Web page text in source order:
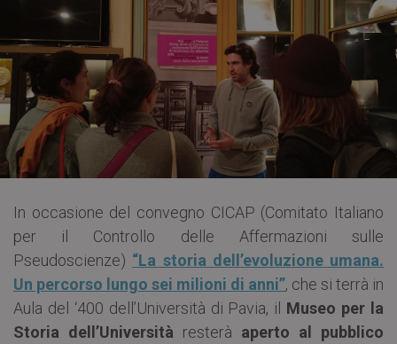
In occasione del convegno CICAP (Comitato Italiano
per il Controllo delle Affermazioni sulle
Pseudoscienze) “La storia dell’evoluzione umana.
Un percorso lungo sei milioni di anni”, che si terrà in
Aula del ‘400 dell’Università di Pavia, il Museo per la
Storia dell’Università resterà aperto al pubblico